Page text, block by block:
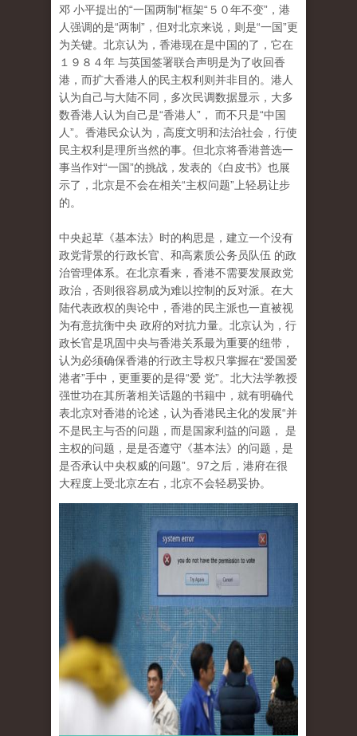
邓 小平提出的“一国两制”框架“５０年不变”，港
人强调的是“两制”，但对北京来说，则是“一国”更
为关键。北京认为，香港现在是中国的了，它在
１９８４年 与英国签署联合声明是为了收回香
港，而扩大香港人的民主权利则并非目的。港人
认为自己与大陆不同，多次民调数据显示，大多
数香港人认为自己是“香港人”， 而不只是“中国
人”。香港民众认为，高度文明和法治社会，行使
民主权利是理所当然的事。但北京将香港普选一
事当作对“一国”的挑战，发表的《白皮书》也展
示了，北京是不会在相关“主权问题”上轻易让步
的。
中央起草《基本法》时的构思是，建立一个没有
政党背景的行政长官、和高素质公务员队伍 的政
治管理体系。在北京看来，香港不需要发展政党
政治，否则很容易成为难以控制的反对派。在大
陆代表政权的舆论中，香港的民主派也一直被视
为有意抗衡中央 政府的对抗力量。北京认为，行
政长官是巩固中央与香港关系最为重要的纽带，
认为必须确保香港的行政主导权只掌握在“爱国爱
港者”手中，更重要的是得“爱 党”。北大法学教授
强世功在其所著相关话题的书籍中，就有明确代
表北京对香港的论述，认为香港民主化的发展“并
不是民主与否的问题，而是国家利益的问题， 是
主权的问题，是是否遵守《基本法》的问题，是
是否承认中央权威的问题”。97之后，港府在很
大程度上受北京左右，北京不会轻易妥协。